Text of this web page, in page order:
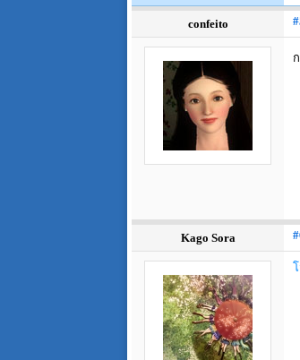
confeito
Kago Sora